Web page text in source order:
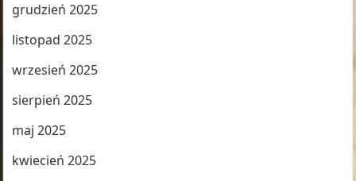
grudzień 2025
listopad 2025
wrzesień 2025
sierpień 2025
maj 2025
kwiecień 2025